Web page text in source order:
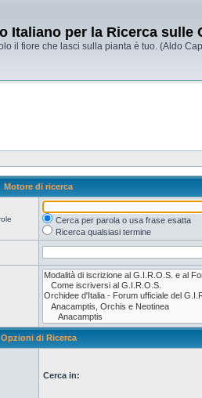
Italiano per la Ricerca sulle
il fiore che lasci sulla pianta è tuo. (Aldo
Motore di ricerca
Cerca per parola o usa frase esatta
Ricerca qualsiasi termine
Opzioni di Ricerca
Cerca in: